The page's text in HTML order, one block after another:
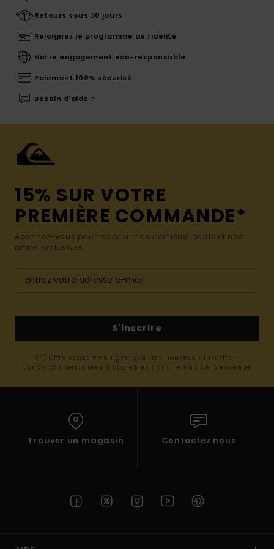
Retours sous 30 jours
Rejoignez le programme de fidélité
Notre engagement eco-responsable
Paiement 100% sécurisé
Besoin d'aide ?
15% SUR VOTRE
PREMIÈRE COMMANDE*
Abonnez-vous pour recevoir nos dernières actus et nos
offres exclusives.
S'inscrire
(*) Offre valable en ligne pour les nouveaux inscrits -
Conditions détaillées disponibles dans l'email de bienvenue
Trouver un magasin Contactez nous